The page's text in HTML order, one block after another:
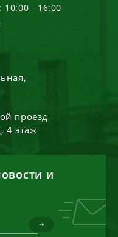
: 10:00 - 16:00
проезд
4 этаж
и